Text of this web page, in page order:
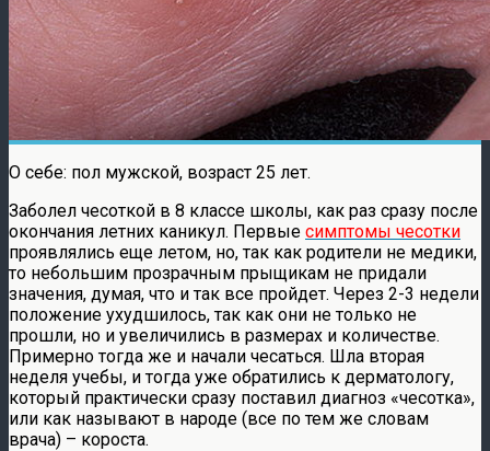
О себе: пол мужской, возраст 25 лет.
Заболел чесоткой в 8 классе школы, как раз сразу после
окончания летних каникул. Первые симптомы чесотки
проявлялись еще летом, но, так как родители не медики,
то небольшим прозрачным прыщикам не придали
значения, думая, что и так все пройдет. Через 2-3 недели
положение ухудшилось, так как они не только не
прошли, но и увеличились в размерах и количестве.
Примерно тогда же и начали чесаться. Шла вторая
неделя учебы, и тогда уже обратились к дерматологу,
который практически сразу поставил диагноз «чесотка»,
или как называют в народе (все по тем же словам
врача) – короста.